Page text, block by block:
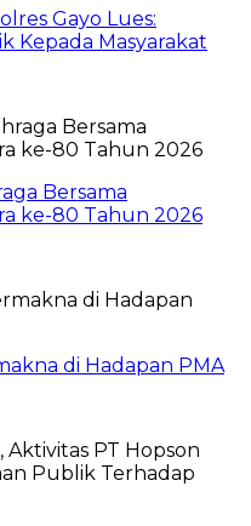
Gayo Lues:
Kepada Masyarakat
Bersama
ke-80 Tahun 2026
di Hadapan PMA